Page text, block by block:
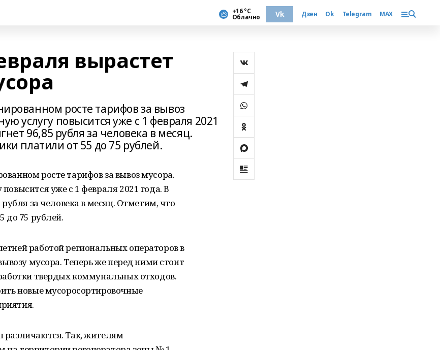
+16 °С
Облачно Vk Дзен Ok Telegram MAX
вырастет
росте тарифов за вывоз
услугу повысится уже с 1 февраля 2021
96,85 рубля за человека в месяц.
платили от 55 до 75 рублей.
росте тарифов за вывоз мусора.
уже с 1 февраля 2021 года. В
за человека в месяц. Отметим, что
до 75 рублей.
работой региональных операторов в
мусора. Теперь же перед ними стоит
твердых коммунальных отходов.
новые мусоросортировочные
Так, жителям